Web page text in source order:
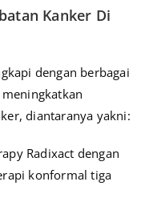
Kanker Di
dengan berbagai
diantaranya yakni:
Radixact dengan
konformal tiga